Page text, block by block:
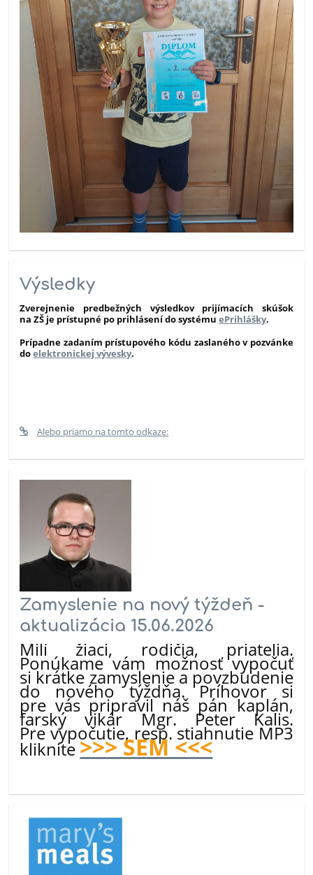
Výsledky
Zverejnenie predbežných výsledkov prijímacích skúšok
na ZŠ je prístupné po prihlásení do systémuePrihlášky.
Prípadne zadaním prístupového kódu zaslaného v pozvánke
doelektronickej vývesky.
Alebo priamo na tomto odkaze:
Zamyslenie na nový týždeň -
aktualizácia 15.06.2026
Milí žiaci, rodičia, priatelia.
Ponúkame vám možnosť vypočuť
si krátke zamyslenie a povzbudenie
do nového týždňa. Príhovor si
pre vás pripravil náš pán kaplán,
farský vikár Mgr. Peter Kalis.
Pre vypočutie, resp. stiahnutie MP3
kliknite>>> SEM <<<